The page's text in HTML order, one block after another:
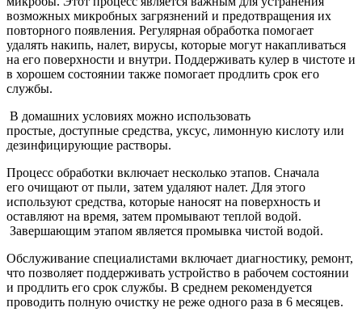
возможных микробных загрязнений и предотвращения их
повторного появления. Регулярная обработка помогает
удалять накипь, налет, вирусы, которые могут накапливаться
на его поверхности и внутри. Поддерживать кулер в чистоте и
в хорошем состоянии также помогает продлить срок его
службы.
В домашних условиях можно использовать
простые, доступные средства, уксус, лимонную кислоту или
дезинфицирующие растворы.
Процесс обработки включает несколько этапов. Сначала
его очищают от пыли, затем удаляют налет. Для этого
используют средства, которые наносят на поверхность и
оставляют на время, затем промывают теплой водой.
Завершающим этапом является промывка чистой водой.
Обслуживание специалистами включает диагностику, ремонт,
что позволяет поддерживать устройство в рабочем состоянии
и продлить его срок службы. В среднем рекомендуется
проводить полную очистку не реже одного раза в 6 месяцев.